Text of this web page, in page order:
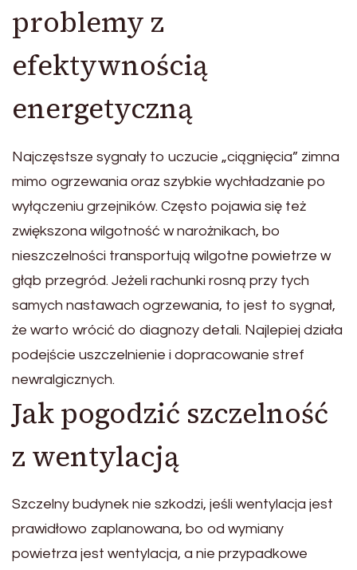
problemy z
efektywnością
energetyczną
Najczęstsze sygnały to uczucie „ciągnięcia” zimna
mimo ogrzewania oraz szybkie wychładzanie po
wyłączeniu grzejników. Często pojawia się też
zwiększona wilgotność w narożnikach, bo
nieszczelności transportują wilgotne powietrze w
głąb przegród. Jeżeli rachunki rosną przy tych
samych nastawach ogrzewania, to jest to sygnał,
że warto wrócić do diagnozy detali. Najlepiej działa
podejście uszczelnienie i dopracowanie stref
newralgicznych.
Jak pogodzić szczelność
z wentylacją
Szczelny budynek nie szkodzi, jeśli wentylacja jest
prawidłowo zaplanowana, bo od wymiany
powietrza jest wentylacja, a nie przypadkowe